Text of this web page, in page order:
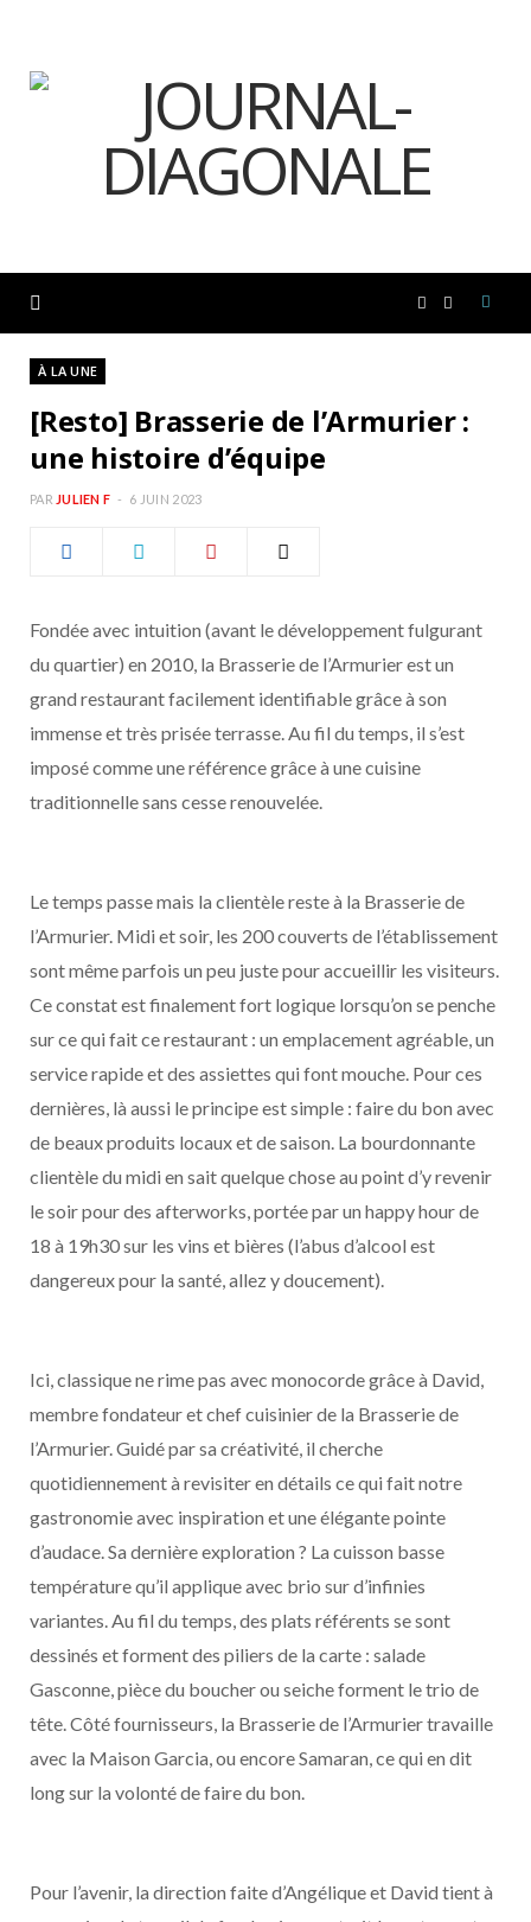
c
o
s
r
a
À LA UNE
[Resto] Brasserie de l’Armurier :
une histoire d’équipe
PAR JULIEN F 6 JUIN 2023
Fondée avec intuition (avant le développement fulgurant
du quartier) en 2010, la Brasserie de l’Armurier est un
grand restaurant facilement identifiable grâce à son
immense et très prisée terrasse. Au fil du temps, il s’est
imposé comme une référence grâce à une cuisine
traditionnelle sans cesse renouvelée.
Le temps passe mais la clientèle reste à la Brasserie de
l’Armurier. Midi et soir, les 200 couverts de l’établissement
sont même parfois un peu juste pour accueillir les visiteurs.
Ce constat est finalement fort logique lorsqu’on se penche
sur ce qui fait ce restaurant : un emplacement agréable, un
service rapide et des assiettes qui font mouche. Pour ces
dernières, là aussi le principe est simple : faire du bon avec
de beaux produits locaux et de saison. La bourdonnante
clientèle du midi en sait quelque chose au point d’y revenir
le soir pour des afterworks, portée par un happy hour de
18 à 19h30 sur les vins et bières (l’abus d’alcool est
dangereux pour la santé, allez y doucement).
Ici, classique ne rime pas avec monocorde grâce à David,
membre fondateur et chef cuisinier de la Brasserie de
l’Armurier. Guidé par sa créativité, il cherche
quotidiennement à revisiter en détails ce qui fait notre
gastronomie avec inspiration et une élégante pointe
d’audace. Sa dernière exploration ? La cuisson basse
température qu’il applique avec brio sur d’infinies
variantes. Au fil du temps, des plats référents se sont
dessinés et forment des piliers de la carte : salade
Gasconne, pièce du boucher ou seiche forment le trio de
tête. Côté fournisseurs, la Brasserie de l’Armurier travaille
avec la Maison Garcia, ou encore Samaran, ce qui en dit
long sur la volonté de faire du bon.
Pour l’avenir, la direction faite d’Angélique et David tient à